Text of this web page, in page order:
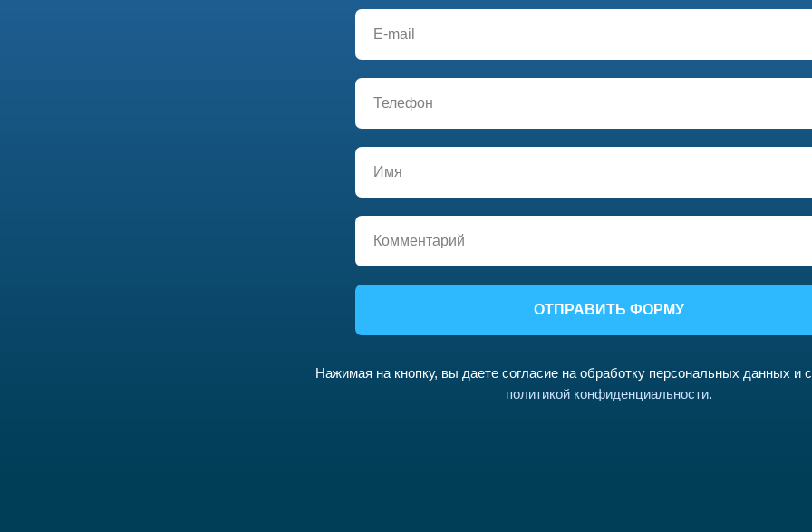
ОТПРАВИТЬ ФОРМУ
Нажимая на кнопку, вы даете согласие на обработку персональных данных и
политикой конфиденциальности.